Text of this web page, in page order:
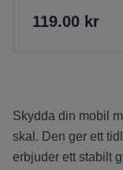
119.00 kr
Skydda din mobil
skal. Den ger ett
erbjuder ett stabilt